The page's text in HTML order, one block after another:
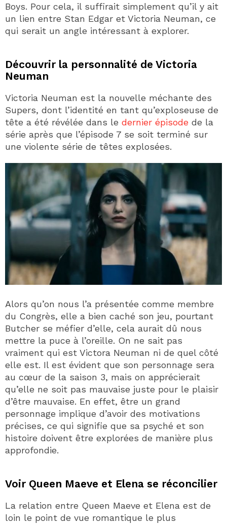
Boys. Pour cela, il suffirait simplement qu’il y ait
un lien entre Stan Edgar et Victoria Neuman, ce
qui serait un angle intéressant à explorer.
Découvrir la personnalité de Victoria
Neuman
Victoria Neuman est la nouvelle méchante des
Supers, dont l’identité en tant qu’exploseuse de
tête a été révélée dans le dernier épisode de la
série après que l’épisode 7 se soit terminé sur
une violente série de têtes explosées.
Alors qu’on nous l’a présentée comme membre
du Congrès, elle a bien caché son jeu, pourtant
Butcher se méfier d’elle, cela aurait dû nous
mettre la puce à l’oreille. On ne sait pas
vraiment qui est Victora Neuman ni de quel côté
elle est. Il est évident que son personnage sera
au cœur de la saison 3, mais on apprécierait
qu’elle ne soit pas mauvaise juste pour le plaisir
d’être mauvaise. En effet, être un grand
personnage implique d’avoir des motivations
précises, ce qui signifie que sa psyché et son
histoire doivent être explorées de manière plus
approfondie.
Voir Queen Maeve et Elena se réconcilier
La relation entre Queen Maeve et Elena est de
loin le point de vue romantique le plus